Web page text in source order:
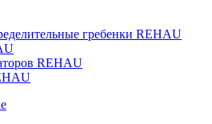
гребенки REHAU
REHAU